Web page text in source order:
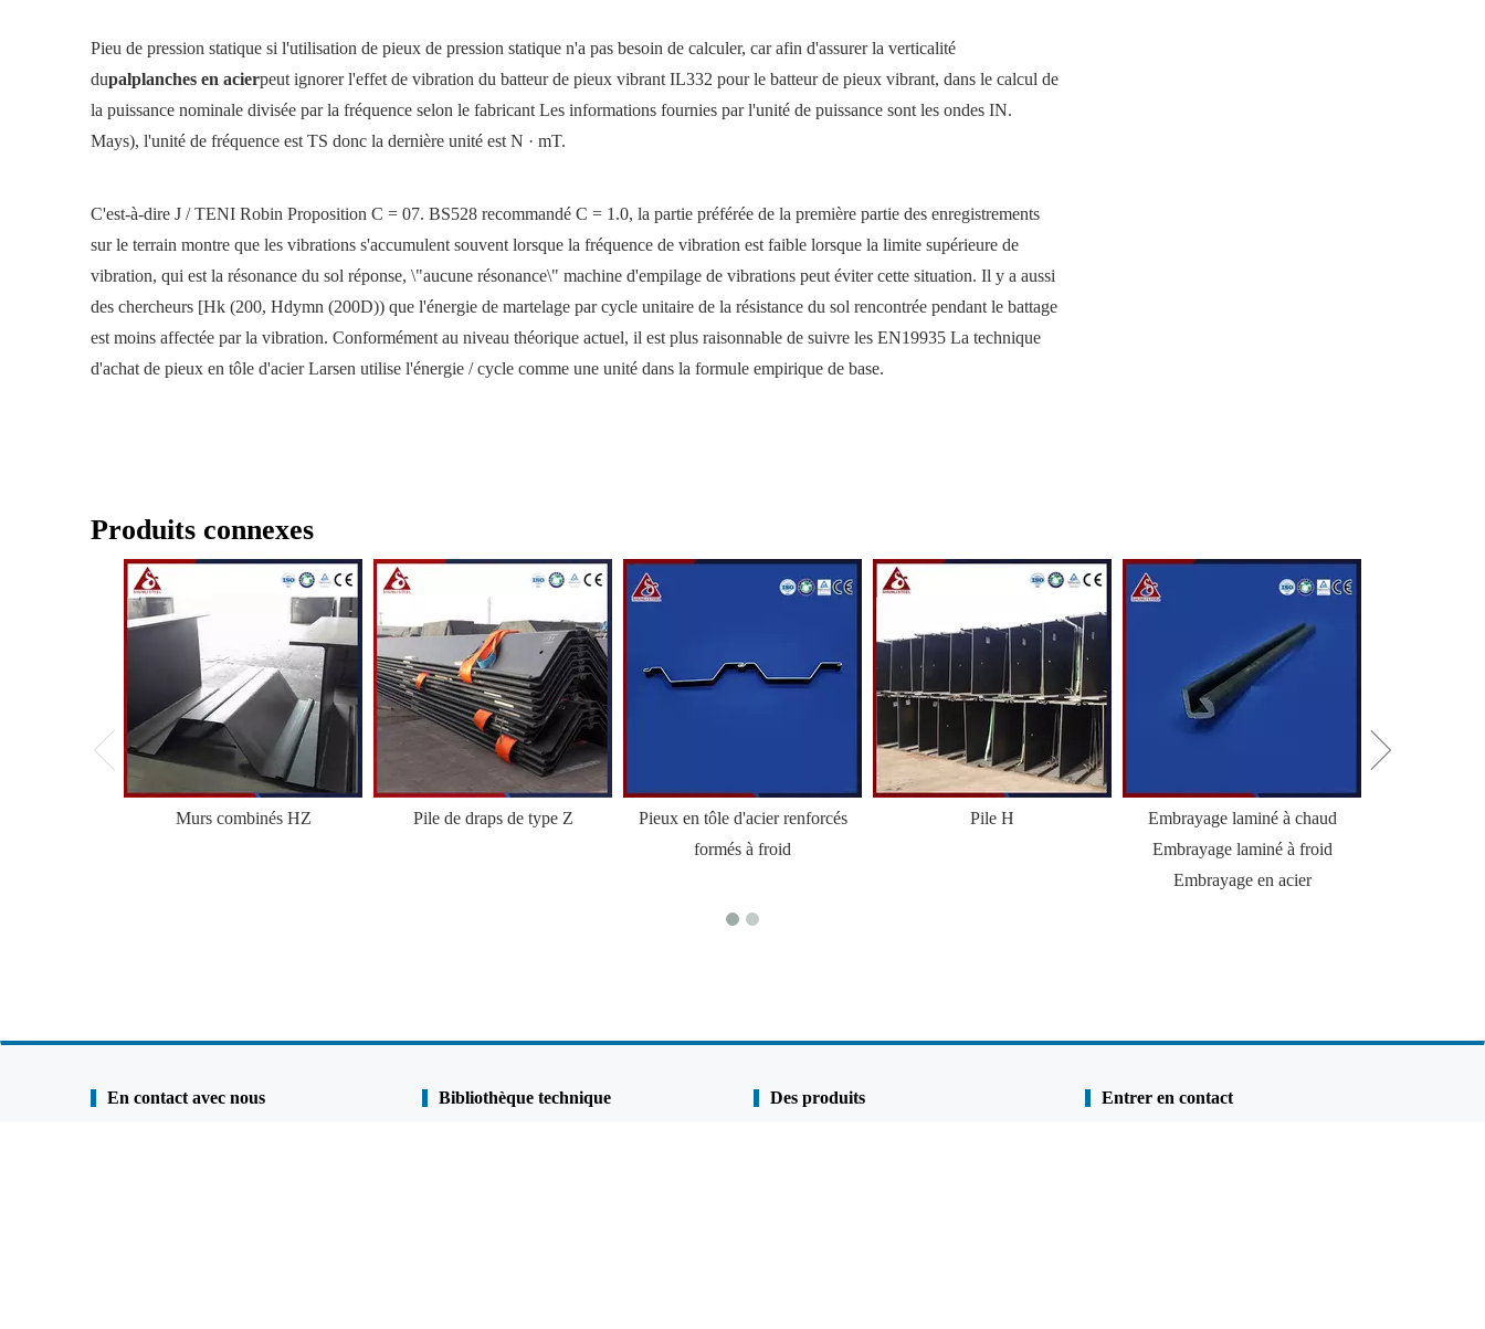
Pieu de pression statique si l'utilisation de pieux de pression statique n'a pas besoin de calculer, car afin d'assurer la verticalité
dupalplanches en acierpeut ignorer l'effet de vibration du batteur de pieux vibrant IL332 pour le batteur de pieux vibrant, dans le calcul de
la puissance nominale divisée par la fréquence selon le fabricant Les informations fournies par l'unité de puissance sont les ondes IN.
Mays), l'unité de fréquence est TS donc la dernière unité est N · mT.
C'est-à-dire J / TENI Robin Proposition C = 07. BS528 recommandé C = 1.0, la partie préférée de la première partie des enregistrements
sur le terrain montre que les vibrations s'accumulent souvent lorsque la fréquence de vibration est faible lorsque la limite supérieure de
vibration, qui est la résonance du sol réponse, \"aucune résonance\" machine d'empilage de vibrations peut éviter cette situation. Il y a aussi
des chercheurs [Hk (200, Hdymn (200D)) que l'énergie de martelage par cycle unitaire de la résistance du sol rencontrée pendant le battage
est moins affectée par la vibration. Conformément au niveau théorique actuel, il est plus raisonnable de suivre les EN19935 La technique
d'achat de pieux en tôle d'acier Larsen utilise l'énergie / cycle comme une unité dans la formule empirique de base.
Produits connexes
Murs combinés HZ Pile de draps de type Z
Pieux en tôle d'acier renforcés
formés à froid
Pile H
Embrayage laminé à chaud
Embrayage laminé à froid
Embrayage en acier
En contact avec nous Bibliothèque technique Des produits Entrer en contact